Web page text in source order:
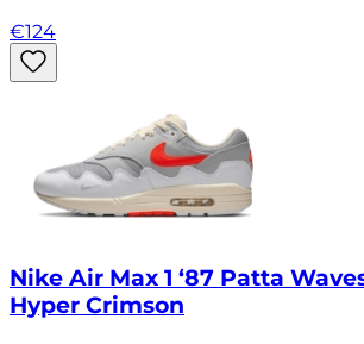
€124
Nike Air Max 1 ‘87 Patta
Hyper Crimson